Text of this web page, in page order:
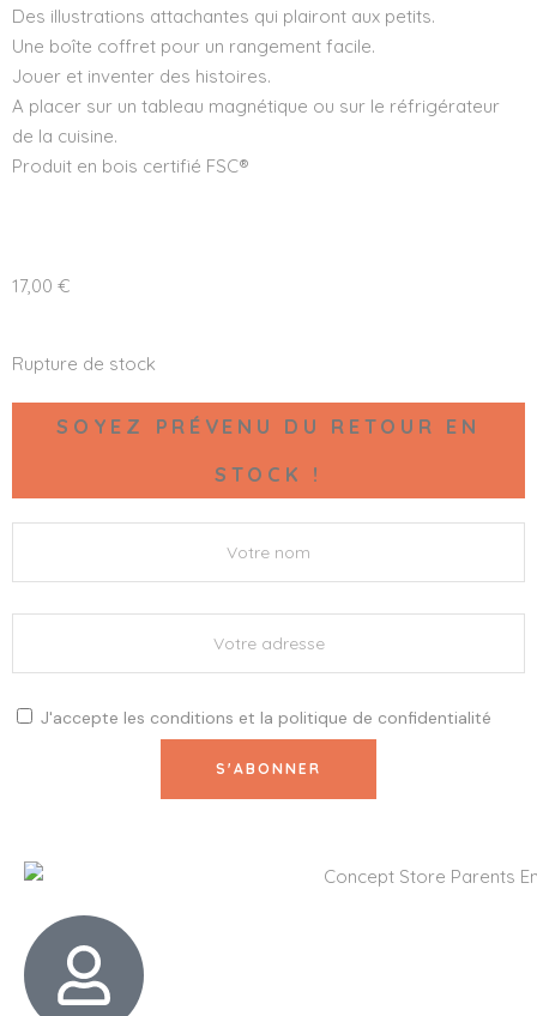
Des illustrations attachantes qui plairont aux petits.
Une boîte coffret pour un rangement facile.
Jouer et inventer des histoires.
A placer sur un tableau magnétique ou sur le réfrigérateur
de la cuisine.
Produit en bois certifié FSC®
17,00 €
Rupture de stock
SOYEZ PRÉVENU DU RETOUR EN
STOCK !
J'accepte les conditions et la politique de confidentialité